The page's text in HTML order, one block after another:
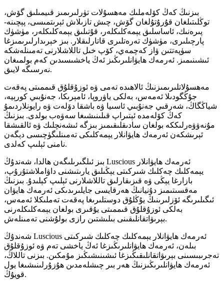
بىزنىڭ كەڭ كۆلەملىك مەھسۇلات تۈرلىرىمىز قىيمىلىق گۆش،
توڭلىتىلغان قۇرۇتۇلغان گۆش، چىش تازىلاش ئېرىتمىسى، پېچىنە-
پىرەنىك، ئاساسلىق يېمەكلىكلەر، قۇتىلىق يېمەكلىكلەر، مۈشۈك
پارچىلىرى، مۈشۈك تەرەتلىرى قاتارلىقلار. بىز خېرىدارلىرىمىزغا
سۈپەتتىن ۋاز كەچمەي، كۆپ خىل تاللاشلارنى تەمىنلەشكە
ئىشىنىمىز. ئەرمەك ھايۋانلىرىڭىز ئەڭ ياخشىسىدىن كەم بولمىغان
نەرسىگە لايىق.
مەھسۇلاتلىرىمىزنىڭ ئالاھىدە تەمى ۋە ئوزۇقلۇق قىممىتى پەقەت
جۇڭگودىلا ئەمەس، بەلكى ياۋروپا، ئامېرىكا، جەنۇبىي كورېيە،
شياڭگاڭ، شەرقىي جەنۇبىي ئاسىيا ۋە باشقا دۆلەت ۋە رايونلاردىمۇ
كەڭ كۆلەمدە ئېتىراپ قىلىنىشىغا سەۋەب بولدى. بىزنىڭ
مۇنەۋۋەرلىككە بولغان سادىقلىقىمىز بىزگە ئىشەنچلىك ۋە ئالقىشقا
ئېرىشكەن ئەرمەك ھايۋانلار يېمەكلىكى تەمىنلىگۈچىسى دېگەن
نامنى ئېلىپ كەلدى.
بىز ئىلگىرىلىگەن ھالدا، شەندۇڭ Luscious ئەرمەك ھايۋانلار
يېمەكلىك چەكلىك شىركىتى يېڭىلىق يارىتىشنى داۋاملاشتۇرۇپ،
بازارغا يېڭى ۋە قىزىقارلىق تاللاشلارنى ئېلىپ كېلىدۇ. بىزنىڭ
مەقسىتىمىز دۇنيانىڭ ھەرقايسى جايلىرىدىكى ئەرمەك ھايۋان
ئىگىلىرىگە ئۆزلىرىنىڭ يۇڭلۇق دوستلىرىغا پەقەت تەملىكلا ئەمەس،
بەلكى ئوزۇقلۇق قىممىتى يۇقىرى بولغان يېمەكلىكلەرنى
بېرىۋاتقانلىقىنى بىلىشتىن رازى بولۇشنى تەمىنلەش.
شەندۇڭ Luscious ئەرمەك ھايۋانلار يېمەكلىك چەكلىك شىركىتى
بىلەن، ئەرمەك ھايۋانلىرىڭىزغا ئەڭ ياخشى تەم ۋە ئوزۇقلۇق
تەجرىبىسىنى بېرىۋاتقانلىقىڭىزغا ئىشىنىشىڭىز مۇمكىن. بىزنى تاللاڭ،
ئەرمەك ھايۋانلىرىڭىزنىڭ ھەر بىر چىشلەمدىن ھۇزۇرلىنىشىغا يول
قويۇڭ.